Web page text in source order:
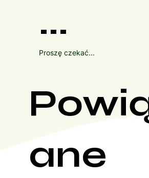
...
Proszę czekać...
ane